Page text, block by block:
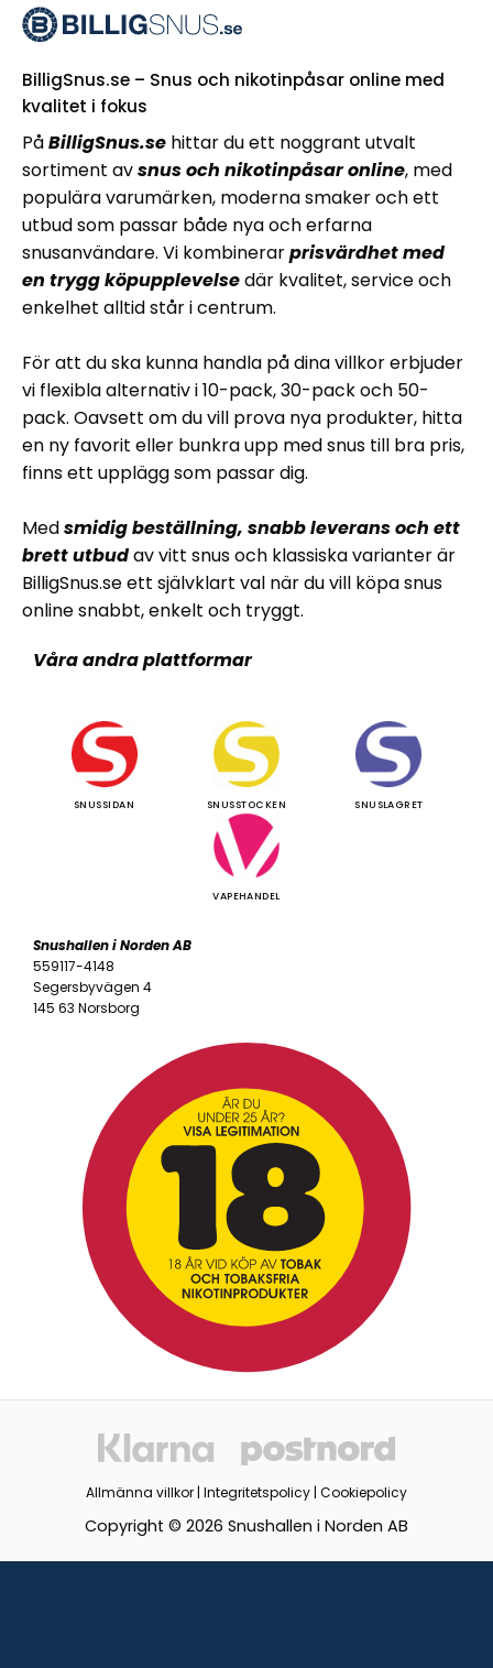
BilligSnus.se – Snus och nikotinpåsar online med
kvalitet i fokus
PåBilligSnus.sehittar du ett noggrant utvalt
sortiment avsnus och nikotinpåsar online, med
populära varumärken, moderna smaker och ett
utbud som passar både nya och erfarna
snusanvändare. Vi kombinerarprisvärdhet med
en trygg köpupplevelsedär kvalitet, service och
enkelhet alltid står i centrum.
För att du ska kunna handla på dina villkor erbjuder
vi flexibla alternativ i 10-pack, 30-pack och 50-
pack. Oavsett om du vill prova nya produkter, hitta
en ny favorit eller bunkra upp med snus till bra pris,
finns ett upplägg som passar dig.
Medsmidig beställning, snabb leverans och ett
brett utbudav vitt snus och klassiska varianter är
BilligSnus.se ett självklart val när du vill köpa snus
online snabbt, enkelt och tryggt.
Våra andra plattformar
SNUSSIDAN SNUSSTOCKEN SNUSLAGRET
VAPEHANDEL
Snushallen i Norden AB
559117-4148
Segersbyvägen 4
145 63 Norsborg
Allmänna villkor | Integritetspolicy | Cookiepolicy
Copyright © 2026 Snushallen i Norden AB